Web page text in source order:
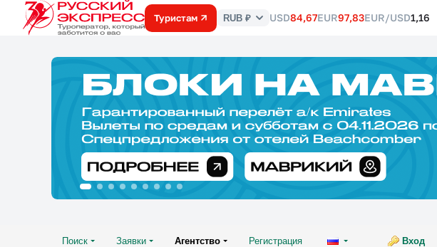
Туристам
Курс
RUB ₽ USD84,67EUR97,83EUR/USD1,16
Поиск Заявки Агентство Регистрация Вход